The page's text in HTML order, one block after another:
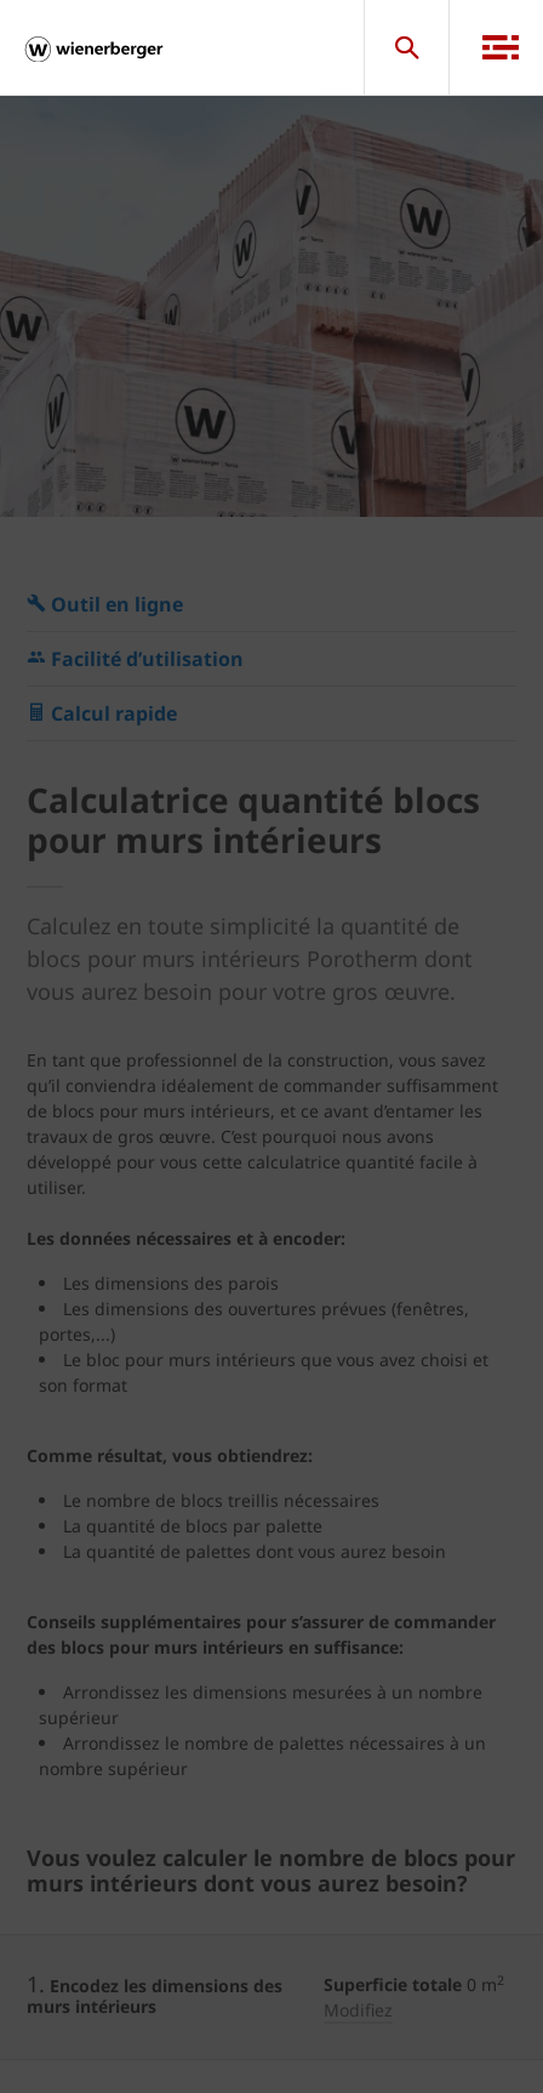
Outil en ligne
Facilité d’utilisation
Calcul rapide
Calculatrice quantité blocs
pour murs intérieurs
Calculez en toute simplicité la quantité de
blocs pour murs intérieurs Porotherm dont
vous aurez besoin pour votre gros œuvre.
En tant que professionnel de la construction, vous savez
qu’il conviendra idéalement de commander suffisamment
de blocs pour murs intérieurs, et ce avant d’entamer les
travaux de gros œuvre. C’est pourquoi nous avons
développé pour vous cette calculatrice quantité facile à
utiliser.
Les données nécessaires et à encoder:
Les dimensions des parois
Les dimensions des ouvertures prévues (fenêtres,
portes,...)
Le bloc pour murs intérieurs que vous avez choisi et
son format
Comme résultat, vous obtiendrez:
Le nombre de blocs treillis nécessaires
La quantité de blocs par palette
La quantité de palettes dont vous aurez besoin
Conseils supplémentaires pour s’assurer de commander
des blocs pour murs intérieurs en suffisance:
Arrondissez les dimensions mesurées à un nombre
supérieur
Arrondissez le nombre de palettes nécessaires à un
nombre supérieur
Vous voulez calculer le nombre de blocs pour
murs intérieurs dont vous aurez besoin?
1. Encodez les dimensions des
murs intérieurs
Superficie totale 0 m2
Modifiez